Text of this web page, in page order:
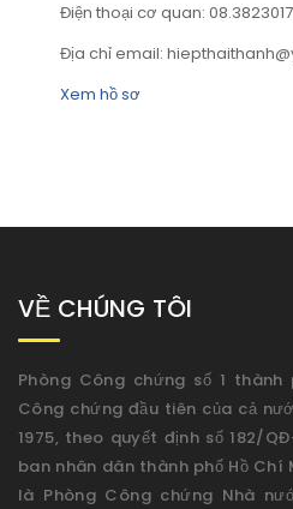
Điện thoại cơ quan:
Địa chỉ email:
Xem hồ sơ
VỀ CHÚNG TÔI
Phòng Công chứng số 1
Công chứng đầu tiên của cả
1975, theo quyết định số 182/
ban nhân dân thành phố Hồ Chí
là Phòng Công chứng Nhà